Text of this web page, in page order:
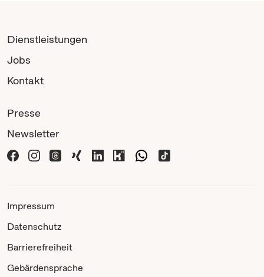
Dienstleistungen
Jobs
Kontakt
Presse
Newsletter
Impressum
Datenschutz
Barrierefreiheit
Gebärdensprache